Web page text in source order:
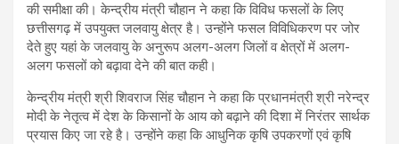
की समीक्षा की। केन्द्रीय मंत्री चौहान ने कहा कि विविध फसलों के लिए
छत्तीसगढ़ में उपयुक्त जलवायु क्षेत्र है। उन्होंने फसल विविधिकरण पर जोर
देते हुए यहां के जलवायु के अनुरूप अलग-अलग जिलों व क्षेत्रों में अलग-
अलग फसलों को बढ़ावा देने की बात कही।
केन्द्रीय मंत्री श्री शिवराज सिंह चौहान ने कहा कि प्रधानमंत्री श्री नरेन्द्र
मोदी के नेतृत्व में देश के किसानों के आय को बढ़ाने की दिशा में निरंतर सार्थक
प्रयास किए जा रहे है। उन्होंने कहा कि आधुनिक कृषि उपकरणों एवं कृषि